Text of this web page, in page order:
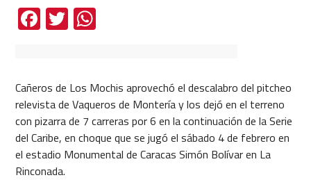
Facebook
TwitterWhatsApp
Cañeros de Los Mochis aprovechó el descalabro del pitcheo
relevista de Vaqueros de Montería y los dejó en el terreno
con pizarra de 7 carreras por 6 en la continuación de la Serie
del Caribe, en choque que se jugó el sábado 4 de febrero en
el estadio Monumental de Caracas Simón Bolívar en La
Rinconada.